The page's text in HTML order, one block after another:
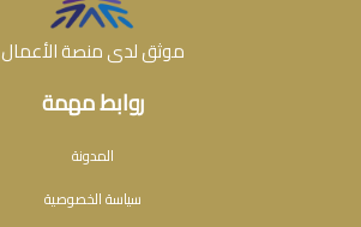
روابط مهمة
المدونة
سياسة الخصوصية
موثق لدى منصة الأعمال